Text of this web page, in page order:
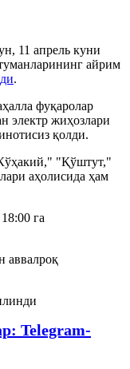
11 апрель куни
айрим
.
фуқаролар
электр жиҳозлари
қолди.
"Қўштут,"
аҳолисида ҳам
га
аввалроқ
Telegram-